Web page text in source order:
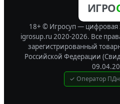
ИГРО
18+ © Игросуп — цифровая
igrosup.ru 2020-2026. Все
зарегистрированный
Российской Федерации
✓ Оператор